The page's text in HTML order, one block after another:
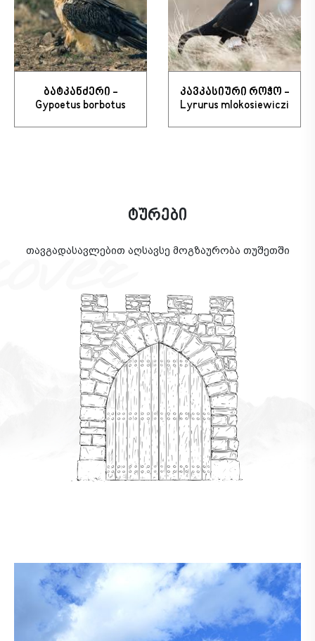
ბატკანძერი -
Gypoetus borbotus
კავკასიური როჭო -
Lyrurus mlokosiewiczi
ტურები
თავგადასავლებით აღსავსე მოგზაურობა თუშეთში